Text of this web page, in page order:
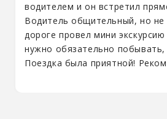
водителем и он встретил
Водитель общительный, но не
дороге провел мини экскурсию
нужно обязательно
Поездка была приятной!